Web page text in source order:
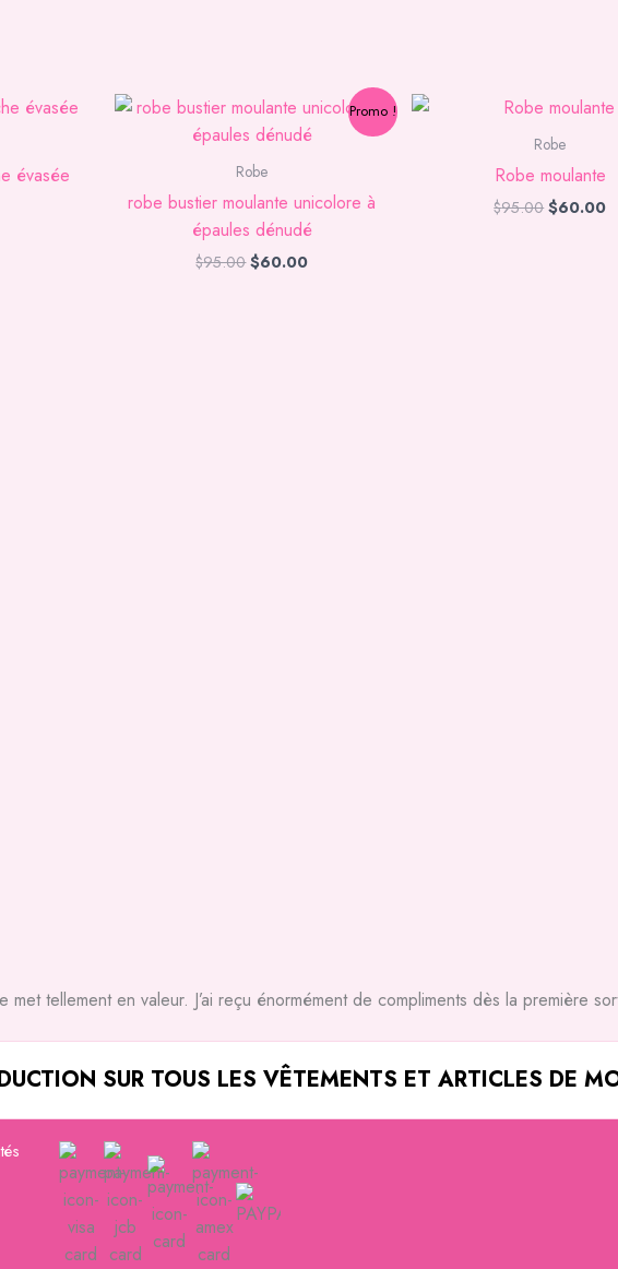
évasée
Promo !
Robe
robe bustier moulante unicolore à
épaules dénudé
$95.00
Le
prix
initial
était :
$95.00.
$60.00
Le
prix
actuel
Robe
Robe moulante
$95.00
Le
initial
était :
$95.00.
$60.00
Le
tellement en valeur. J’ai reçu énormément de compliments dès la première
SUR TOUS LES VÊTEMENTS ET ARTICLES DE